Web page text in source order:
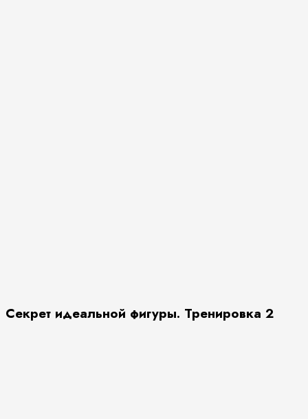
Секрет идеальной фигуры. Тренировка 2